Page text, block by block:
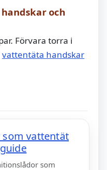
och
Förvara torra i
vattentäta handskar
vattentät
som